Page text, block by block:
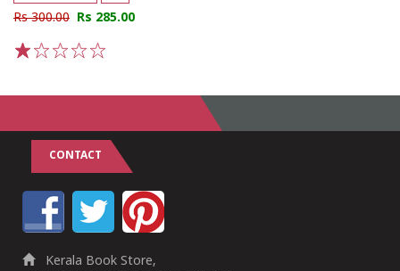
Rs 300.00 Rs 285.00
CONTACT
Kerala Book Store,